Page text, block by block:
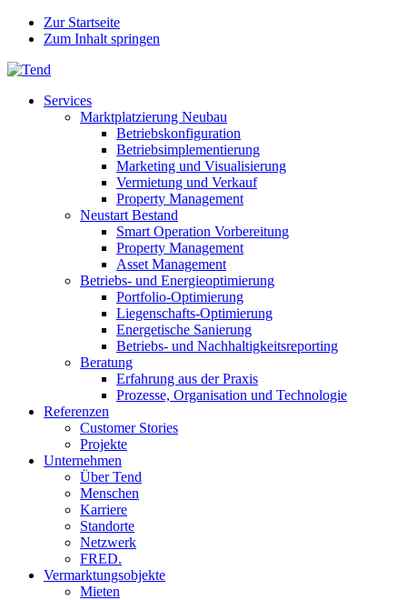
Zur Startseite
Zum Inhalt springen
Services
Marktplatzierung Neubau
Betriebskonfiguration
Betriebsimplementierung
Marketing und Visualisierung
Vermietung und Verkauf
Property Management
Neustart Bestand
Smart Operation Vorbereitung
Property Management
Asset Management
Betriebs- und Energieoptimierung
Portfolio-Optimierung
Liegenschafts-Optimierung
Energetische Sanierung
Betriebs- und Nachhaltigkeitsreporting
Beratung
Erfahrung aus der Praxis
Prozesse, Organisation und Technologie
Referenzen
Customer Stories
Projekte
Unternehmen
Über Tend
Menschen
Karriere
Standorte
Netzwerk
FRED.
Vermarktungsobjekte
Mieten